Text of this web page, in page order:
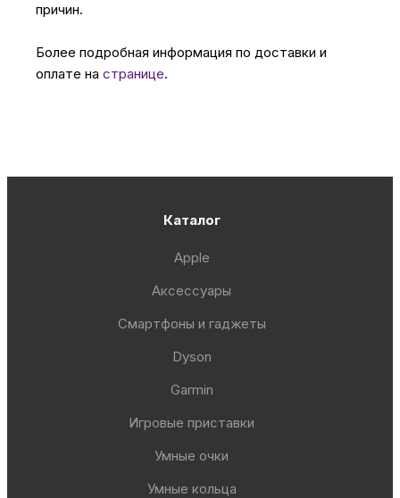
причин.
Более подробная информация по доставки и
оплате на странице.
Каталог
Apple
Аксессуары
Смартфоны и гаджеты
Dyson
Garmin
Игровые приставки
Умные очки
Умные кольца